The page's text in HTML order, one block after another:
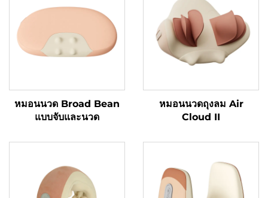
หมอนนวด Broad Bean
แบบจับและนวด
หมอนนวดถุงลม Air
Cloud II